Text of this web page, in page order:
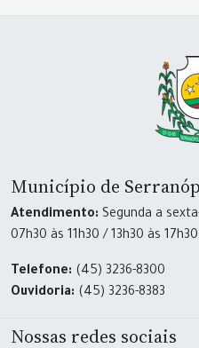
Município de
Atendimento: Segunda a
07h30 às 11h30 / 13h30 às 17h30
Telefone: (45) 3236-8300
Ouvidoria: (45) 3236-8383
Nossas redes sociais